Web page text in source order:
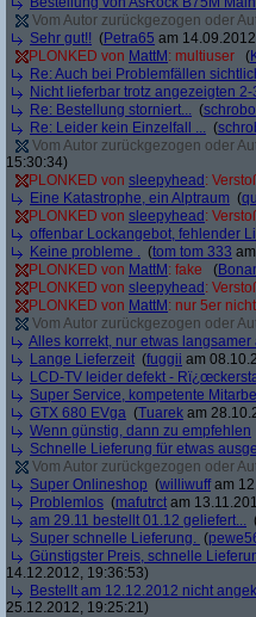
Vom Autor zurückgezogen oder
Sehr gut!! (Petra65 am
PLONKED von MattM : multiuser (
Re: Auch bei Problemfällen
Nicht lieferbar trotz angezeigten
Re: Bestellung storniert... (schrobo
Re: Leider kein Einzelfall ... (
Vom Autor zurückgezogen oder
15:30:34)
PLONKED von sleepyhead :
Eine Katastrophe, ein Alptraum (
PLONKED von sleepyhead :
offenbar Lockangebot, fehlender
Keine probleme . (tom tom 333
PLONKED von MattM : fake (
PLONKED von sleepyhead :
PLONKED von MattM : nur 5er
Vom Autor zurückgezogen oder
Alles korrekt, nur etwas langsamer
Lange Lieferzeit (fuggii am
LCD-TV leider defekt -
Super Service, kompetente
GTX 680 EVga (Tuarek am
Wenn günstig, dann zu empfehlen
Schnelle Lieferung für etwas
Vom Autor zurückgezogen oder
Super Onlineshop (williwuffam
Problemlos (mafutrct am
am 29.11 bestellt 01.12 geliefert...
Super schnelle Lieferung. (
Günstigster Preis, schnelle
14.12.2012, 19:36:53)
Bestellt am 12.12.2012 nicht
25.12.2012, 19:25:21)